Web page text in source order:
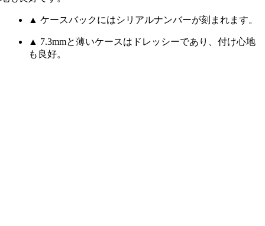
▲ ケースバックにはシリアルナンバーが刻まれます。
▲ 7.3mmと薄いケースはドレッシーであり、付け心地
も良好。